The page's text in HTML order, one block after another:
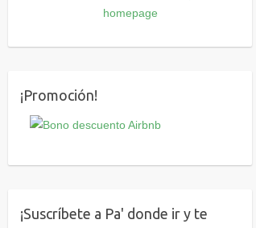
¡Promoción!
¡Suscríbete a Pa' donde ir y te